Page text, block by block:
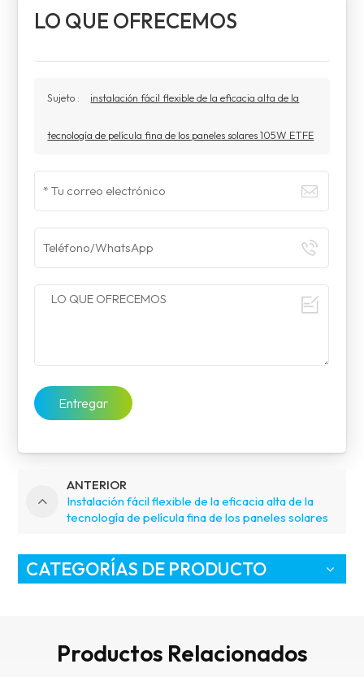
LO QUE OFRECEMOS
Sujeto : instalación fácil flexible de la eficacia alta de la
tecnología de película fina de los paneles solares 105W ETFE
Entregar
ANTERIOR
Instalación fácil flexible de la eficacia alta de la
tecnología de película fina de los paneles solares
CATEGORÍAS DE PRODUCTO
Productos Relacionados